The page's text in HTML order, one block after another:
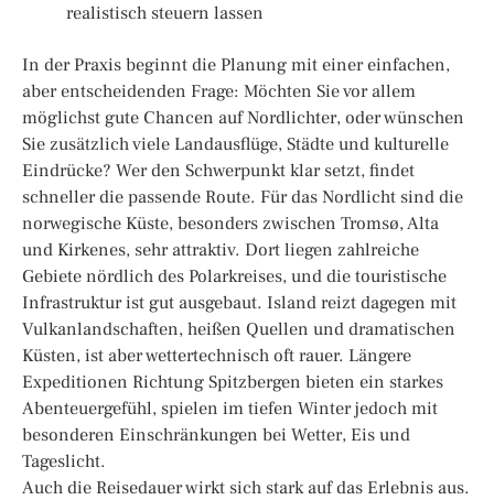
realistisch steuern lassen
In der Praxis beginnt die Planung mit einer einfachen,
aber entscheidenden Frage: Möchten Sie vor allem
möglichst gute Chancen auf Nordlichter, oder wünschen
Sie zusätzlich viele Landausflüge, Städte und kulturelle
Eindrücke? Wer den Schwerpunkt klar setzt, findet
schneller die passende Route. Für das Nordlicht sind die
norwegische Küste, besonders zwischen Tromsø, Alta
und Kirkenes, sehr attraktiv. Dort liegen zahlreiche
Gebiete nördlich des Polarkreises, und die touristische
Infrastruktur ist gut ausgebaut. Island reizt dagegen mit
Vulkanlandschaften, heißen Quellen und dramatischen
Küsten, ist aber wettertechnisch oft rauer. Längere
Expeditionen Richtung Spitzbergen bieten ein starkes
Abenteuergefühl, spielen im tiefen Winter jedoch mit
besonderen Einschränkungen bei Wetter, Eis und
Tageslicht.
Auch die Reisedauer wirkt sich stark auf das Erlebnis aus.